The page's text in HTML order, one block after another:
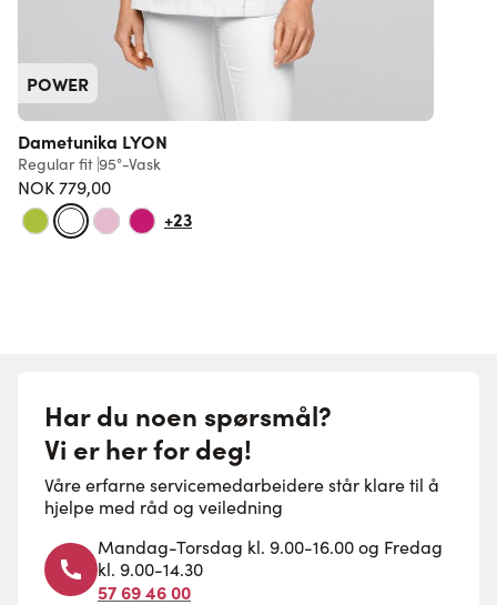
POWER
Dametunika LYON
Regular fit 95°-Vask
NOK 779,00
+23
Har du noen spørsmål?
Vi er her for deg!
Våre erfarne servicemedarbeidere står klare til å
hjelpe med råd og veiledning
Mandag-Torsdag kl. 9.00-16.00 og Fredag
kl. 9.00-14.30
57 69 46 00